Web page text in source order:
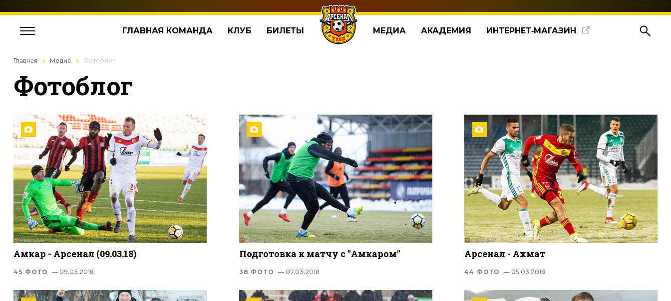
ГЛАВНАЯ КОМАНДА КЛУБ БИЛЕТЫ МЕДИА АКАДЕМИЯ ИНТЕРНЕТ‑МАГАЗИН
Главная Медиа Фотоблог
Фотоблог
Амкар - Арсенал (09.03.18)
45 ФОТО — 09.03.2018
Подготовка к матчу с "Амкаром"
38 ФОТО — 07.03.2018
Арсенал - Ахмат
44 ФОТО — 05.03.2018